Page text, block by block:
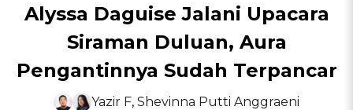
Alyssa Daguise Jalani Upacara
Siraman Duluan, Aura
Pengantinnya Sudah Terpancar
Yazir F, Shevinna Putti Anggraeni